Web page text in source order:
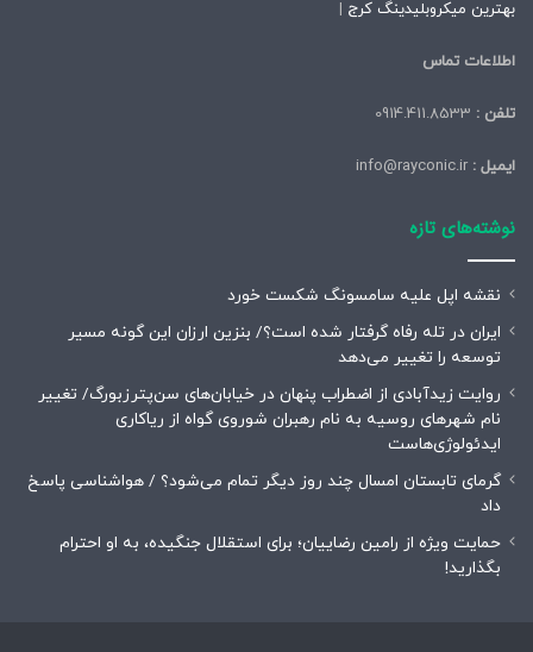
بهترین میکروبلیدینگ کرج |
اطلاعات تماس
تلفن :
ایمیل :
نوشته‌های تازه
نقشه اپل علیه سامسونگ شکست خورد
ایران در تله رفاه گرفتار شده است؟/ بنزین ارزان این گونه مسیر
توسعه را تغییر می‌دهد
روایت زیدآبادی از اضطراب پنهان در خیابان‌های سن‌پترزبورگ/ تغییر
نام شهرهای روسیه به نام رهبران شوروی گواه از ریاکاری
ایدئولوژی‌هاست
گرمای تابستان امسال چند روز دیگر تمام می‌شود؟ / هواشناسی پاسخ
داد
حمایت ویژه از رامین رضاییان؛ برای استقلال جنگیده، به او احترام
بگذارید!